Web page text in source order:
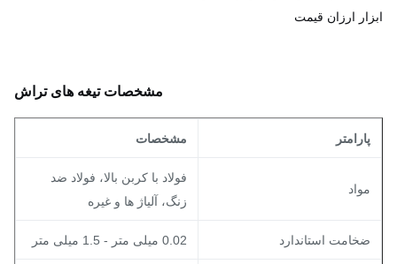
ارزان قیمت
مشخصات تیغه های تراش
مشخصات
فولاد با کربن بالا، فولاد ضد
زنگ، آلیاژ ها و غیره
استاندارد